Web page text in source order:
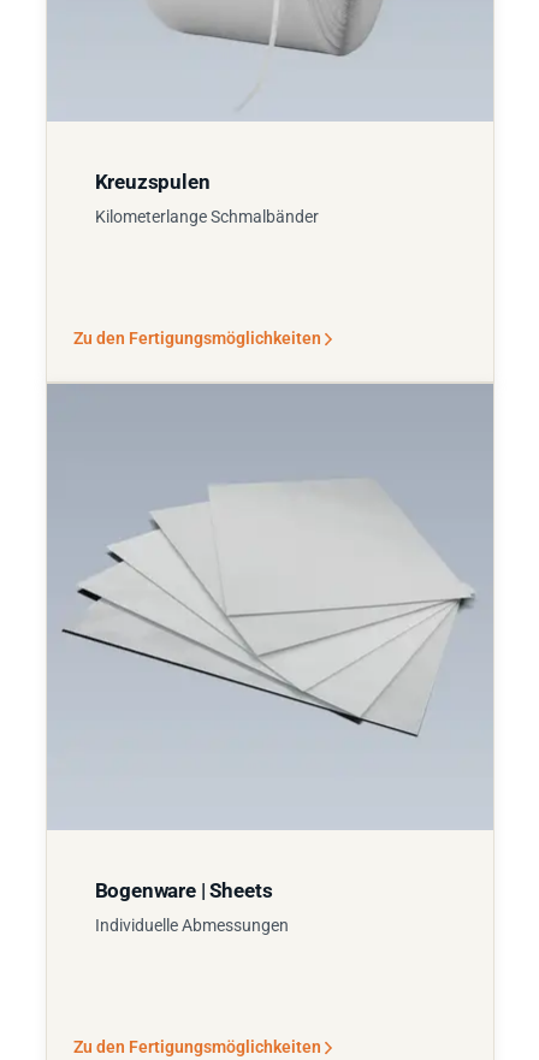
Kreuzspulen
Kilometerlange Schmalbänder
Zu den Fertigungsmöglichkeiten
Bogenware | Sheets
Individuelle Abmessungen
Zu den Fertigungsmöglichkeiten